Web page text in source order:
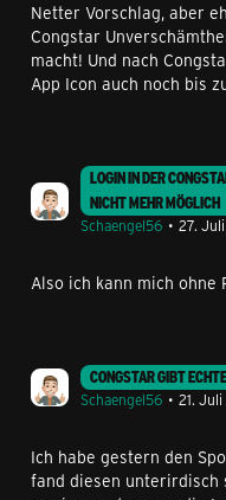
Netter Vorschlag, aber
Congstar
macht! Und nach
App Icon auch noch bis
LOGIN IN DER
NICHT MEHR MÖGLICH
Schaengel56
27.
Also ich kann mich ohne
CONGSTAR GIBT
Schaengel56
21.
Ich habe gestern den
fand diesen unterirdisch